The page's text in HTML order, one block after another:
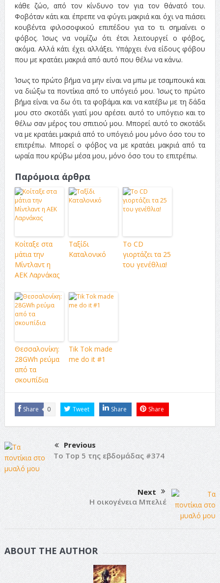
κάθε ζώο, από τον κίνδυνο τον για τον θάνατό του.
Φοβόταν κάτι και έπρεπε να φύγει μακριά και όχι να πιάσει
κουβέντα φιλοσοφικού επιπέδου για το τι σημαίνει ο
φόβος. Ίσως να νομίζω ότι έτσι λειτουργεί ο φόβος,
ακόμα. Αλλά κάτι έχει αλλάξει. Υπάρχει ένα είδους φόβου
που με κρατάει μακριά από αυτό που θέλω να κάνω.
Ίσως το πρώτο βήμα να μην είναι να μπω με τσαμπουκά και
να διώξω τα ποντίκια από το υπόγειό μου. Ίσως το πρώτο
βήμα είναι να δω ότι τα φοβάμαι και να κατέβω με τη δάδα
μου στο σκοτάδι γιατί μου αρέσει αυτό το υπόγειο και το
θέλω σαν μέρος του σπιτιού μου. Μπορεί αυτό το σκοτάδι
να με κρατάει μακριά από το υπόγειό μου μόνο όσο του το
επιτρέπω. Μπορεί ο φόβος να με κρατάει μακριά από τα
ωραία που κρύβω μέσα μου, μόνο όσο του το επιτρέπω.
Παρόμοια άρθρα
Κοίταξε στα
μάτια την
Μίντλαντ η
ΑΕΚ Λαρνάκας
Ταξίδι
Καταλονικό
Το CD
γιορτάζει τα 25
του γενέθλια!
Θεσσαλονίκη:
28GWh ρεύμα
από τα
σκουπίδια
Tik Tok made
me do it #1
Share 0 Tweet Share Share
Previous
Το Top 5 της εβδομάδας #374
Next
Η οικογένεια Μπελιέ
ABOUT THE AUTHOR